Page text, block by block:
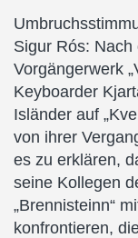
Sigur Rós:
Vorgängerwerk
Keyboarder
Isländer auf
von ihrer
es zu erklären,
seine Kollegen
„Brennisteinn“
konfrontieren,